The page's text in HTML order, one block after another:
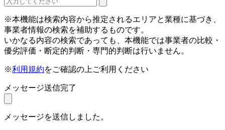
※本機能は検索内容から推定されるエリアと業種に基づき、
事業者情報の検索を補助するものです。
いかなる内容の検索であっても、本機能では事業者の比較・
優劣評価・断定的判断・専門的判断は行いません。
※利用規約をご確認の上ご利用ください
メッセージ送信完了
メッセージを送信しました。